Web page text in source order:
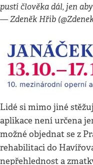
pustí člověka dál, jen
— Zdeněk Hřib
Lidé si mimo jiné
aplikace není určena
možné objednat se z
rehabilitaci do
nepřehlednost a